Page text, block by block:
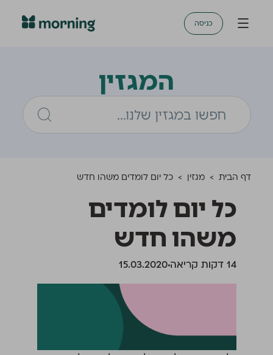
כניסה
המגזין
דף הבית > מגזין > כל יום לומדים משהו חדש
כל יום לומדים
משהו חדש
‫14 דקות קריאה 15.03.2020